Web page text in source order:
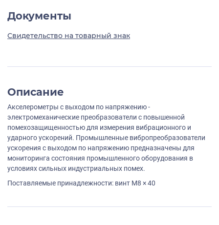
Документы
Свидетельство на товарный знак
Описание
Акселерометры с выходом по напряжению -
электромеханические преобразователи с повышенной
помехозащищенностью для измерения вибрационного и
ударного ускорений. Промышленные вибропреобразователи
ускорения с выходом по напряжению предназначены для
мониторинга состояния промышленного оборудования в
условиях сильных индустриальных помех.
Поставляемые принадлежности: винт M8 × 40